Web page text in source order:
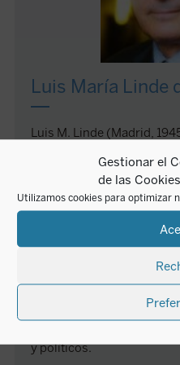
Gestionar el
de las Cookies
Utilizamos cookies para optimizar
Luis María Linde
Luis M. Linde (Madrid,
Economistas del Estado.
la Embajada de España
técnico del Ministerio de
director del área
(1987-2000), director
Interamericano de
Libros y ha publicado
y políticos.